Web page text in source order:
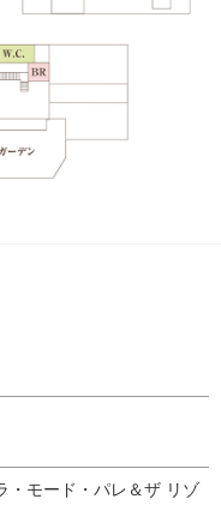
・モード・パレ＆ザ リゾ